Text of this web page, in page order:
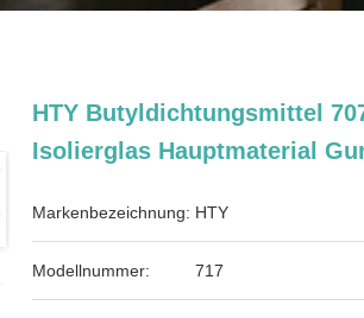
HTY Butyldichtungsmittel
Isolierglas Hauptmaterial
Markenbezeichnung: HTY
Modellnummer: 717